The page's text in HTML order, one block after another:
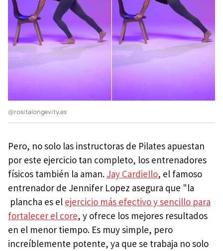
@rositalongevity.es
Pero, no solo las instructoras de Pilates apuestan
por este ejercicio tan completo, los entrenadores
físicos también la aman. Jay Cardiello, el famoso
entrenador de Jennifer Lopez asegura que "la
plancha es el ejercicio más efectivo y sencillo para
fortalecer el core, y ofrece los mejores resultados
en el menor tiempo. Es muy simple, pero
increíblemente potente, ya que se trabaja no solo